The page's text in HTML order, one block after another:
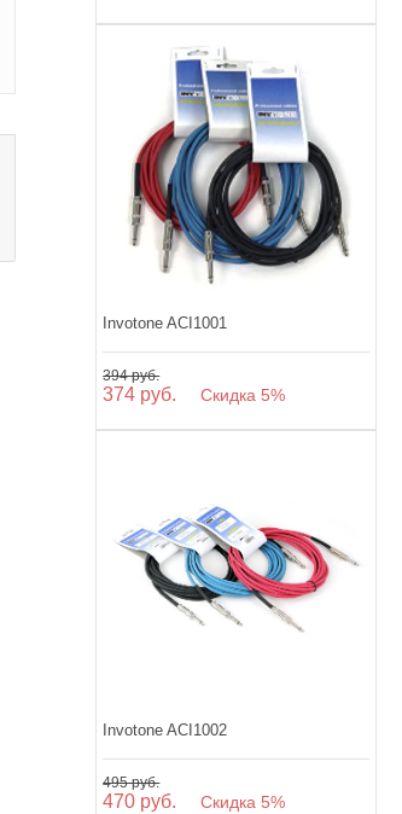
Invotone ACI1001
394 руб.
374 руб. Скидка 5%
Invotone ACI1002
495 руб.
470 руб. Скидка 5%